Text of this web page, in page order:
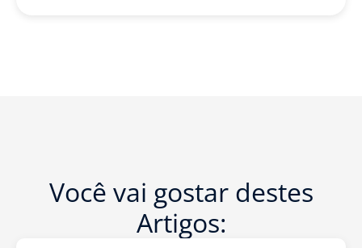
Você vai gostar destes
Artigos: